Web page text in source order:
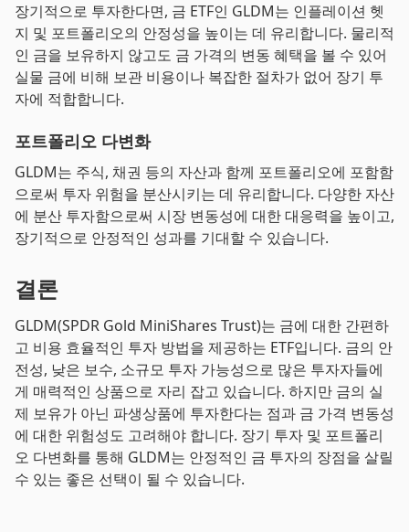
장기적으로 투자한다면, 금 ETF인 GLDM는 인플레이션 헷
지 및 포트폴리오의 안정성을 높이는 데 유리합니다. 물리적
인 금을 보유하지 않고도 금 가격의 변동 혜택을 볼 수 있어
실물 금에 비해 보관 비용이나 복잡한 절차가 없어 장기 투
자에 적합합니다.
포트폴리오 다변화
GLDM는 주식, 채권 등의 자산과 함께 포트폴리오에 포함함
으로써 투자 위험을 분산시키는 데 유리합니다. 다양한 자산
에 분산 투자함으로써 시장 변동성에 대한 대응력을 높이고,
장기적으로 안정적인 성과를 기대할 수 있습니다.
결론
GLDM(SPDR Gold MiniShares Trust)는 금에 대한 간편하
고 비용 효율적인 투자 방법을 제공하는 ETF입니다. 금의 안
전성, 낮은 보수, 소규모 투자 가능성으로 많은 투자자들에
게 매력적인 상품으로 자리 잡고 있습니다. 하지만 금의 실
제 보유가 아닌 파생상품에 투자한다는 점과 금 가격 변동성
에 대한 위험성도 고려해야 합니다. 장기 투자 및 포트폴리
오 다변화를 통해 GLDM는 안정적인 금 투자의 장점을 살릴
수 있는 좋은 선택이 될 수 있습니다.